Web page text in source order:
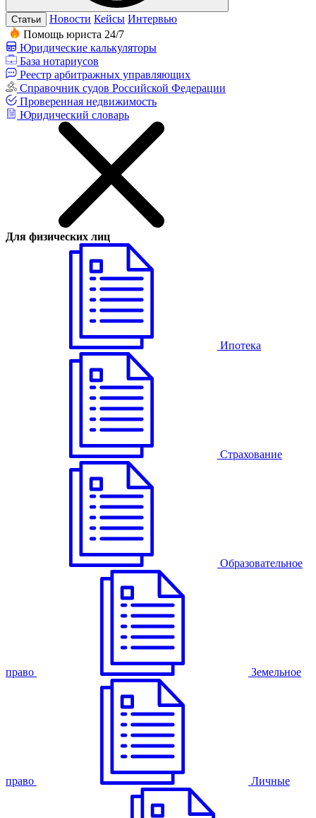
Статьи Новости Кейсы Интервью
Помощь юриста 24/7
Юридические калькуляторы
База нотариусов
Реестр арбитражных управляющих
Справочник судов Российской Федерации
Проверенная недвижимость
Юридический словарь
Для физических лиц
Ипотека
Страхование
Образовательное
право Земельное
право Личные